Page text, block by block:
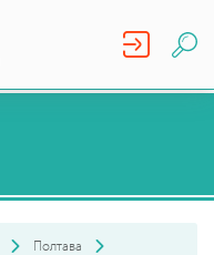
Полтава